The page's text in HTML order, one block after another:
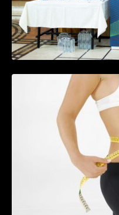
în greutate
perioada
riscul de